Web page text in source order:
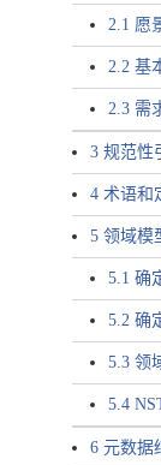
2.1 愿
2.2 基
2.3 需
3 规范性
4 术语和
5 领域模
5.1 确
5.2 确
5.3 领
5.4
6 元数据